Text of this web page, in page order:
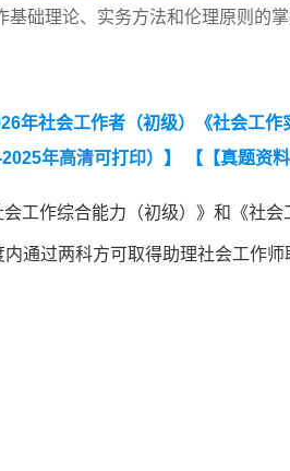
础理论、实务方法和伦理原则的
年社会工作者（初级）《社会工作
年高清可打印）】
【【真题资
工作综合能力（初级）》和《社会
通过两科方可取得助理社会工作师